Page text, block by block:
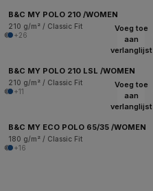
B&C MY POLO 210 /WOMEN
210 g/m² / Classic Fit
+26
Voeg toe
aan
verlanglijst
B&C MY POLO 210 LSL /WOMEN
210 g/m² / Classic Fit
+11
Voeg toe
aan
verlanglijst
B&C MY ECO POLO 65/35 /WOMEN
180 g/m² / Classic Fit
+16